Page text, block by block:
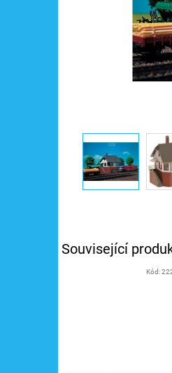
Související
Kód: